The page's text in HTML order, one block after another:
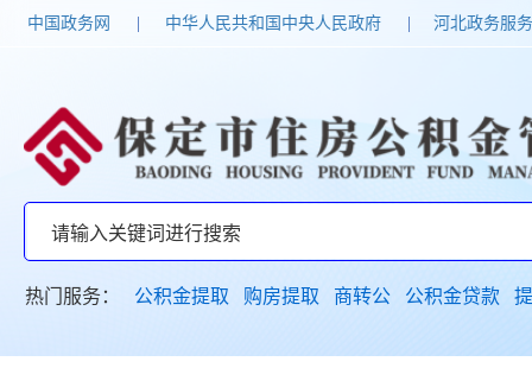
中国政务网 中华人民共和国中央人民政府 河北政务服
热门服务： 公积金提取 购房提取 商转公 公积金贷款